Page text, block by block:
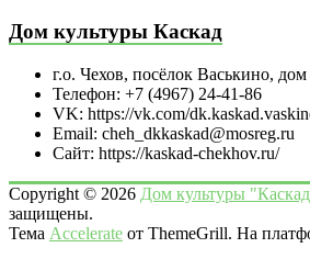
Дом культуры Каскад
г.о. Чехов, посёлок Васькино, дом
Телефон: +7 (4967) 24-41-86
VK: https://vk.com/
Email: cheh_dkkaskad@mosreg.ru
Сайт: https://kaskad-chekhov.ru/
Copyright © 2026 Дом культуры
защищены.
Тема Accelerate от ThemeGrill. На